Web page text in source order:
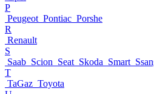
P
Peugeot Pontiac Porshe
R
Renault
S
Saab Scion Seat Skoda Smart
T
TaGaz Toyota